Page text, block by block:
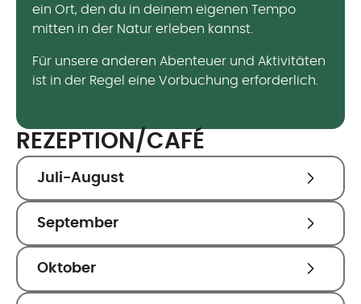
ein Ort, den du in deinem eigenen Tempo
mitten in der Natur erleben kannst.
Für unsere anderen Abenteuer und Aktivitäten
ist in der Regel eine Vorbuchung erforderlich.
REZEPTION/CAFÉ
Juli-August
September
Oktober